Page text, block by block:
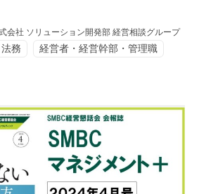
会社 ソリューション開発部 経営相談グループ
務
経営者・経営幹部・管理職